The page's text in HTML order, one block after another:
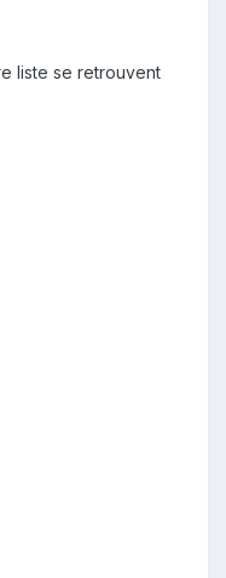
liste se retrouvent